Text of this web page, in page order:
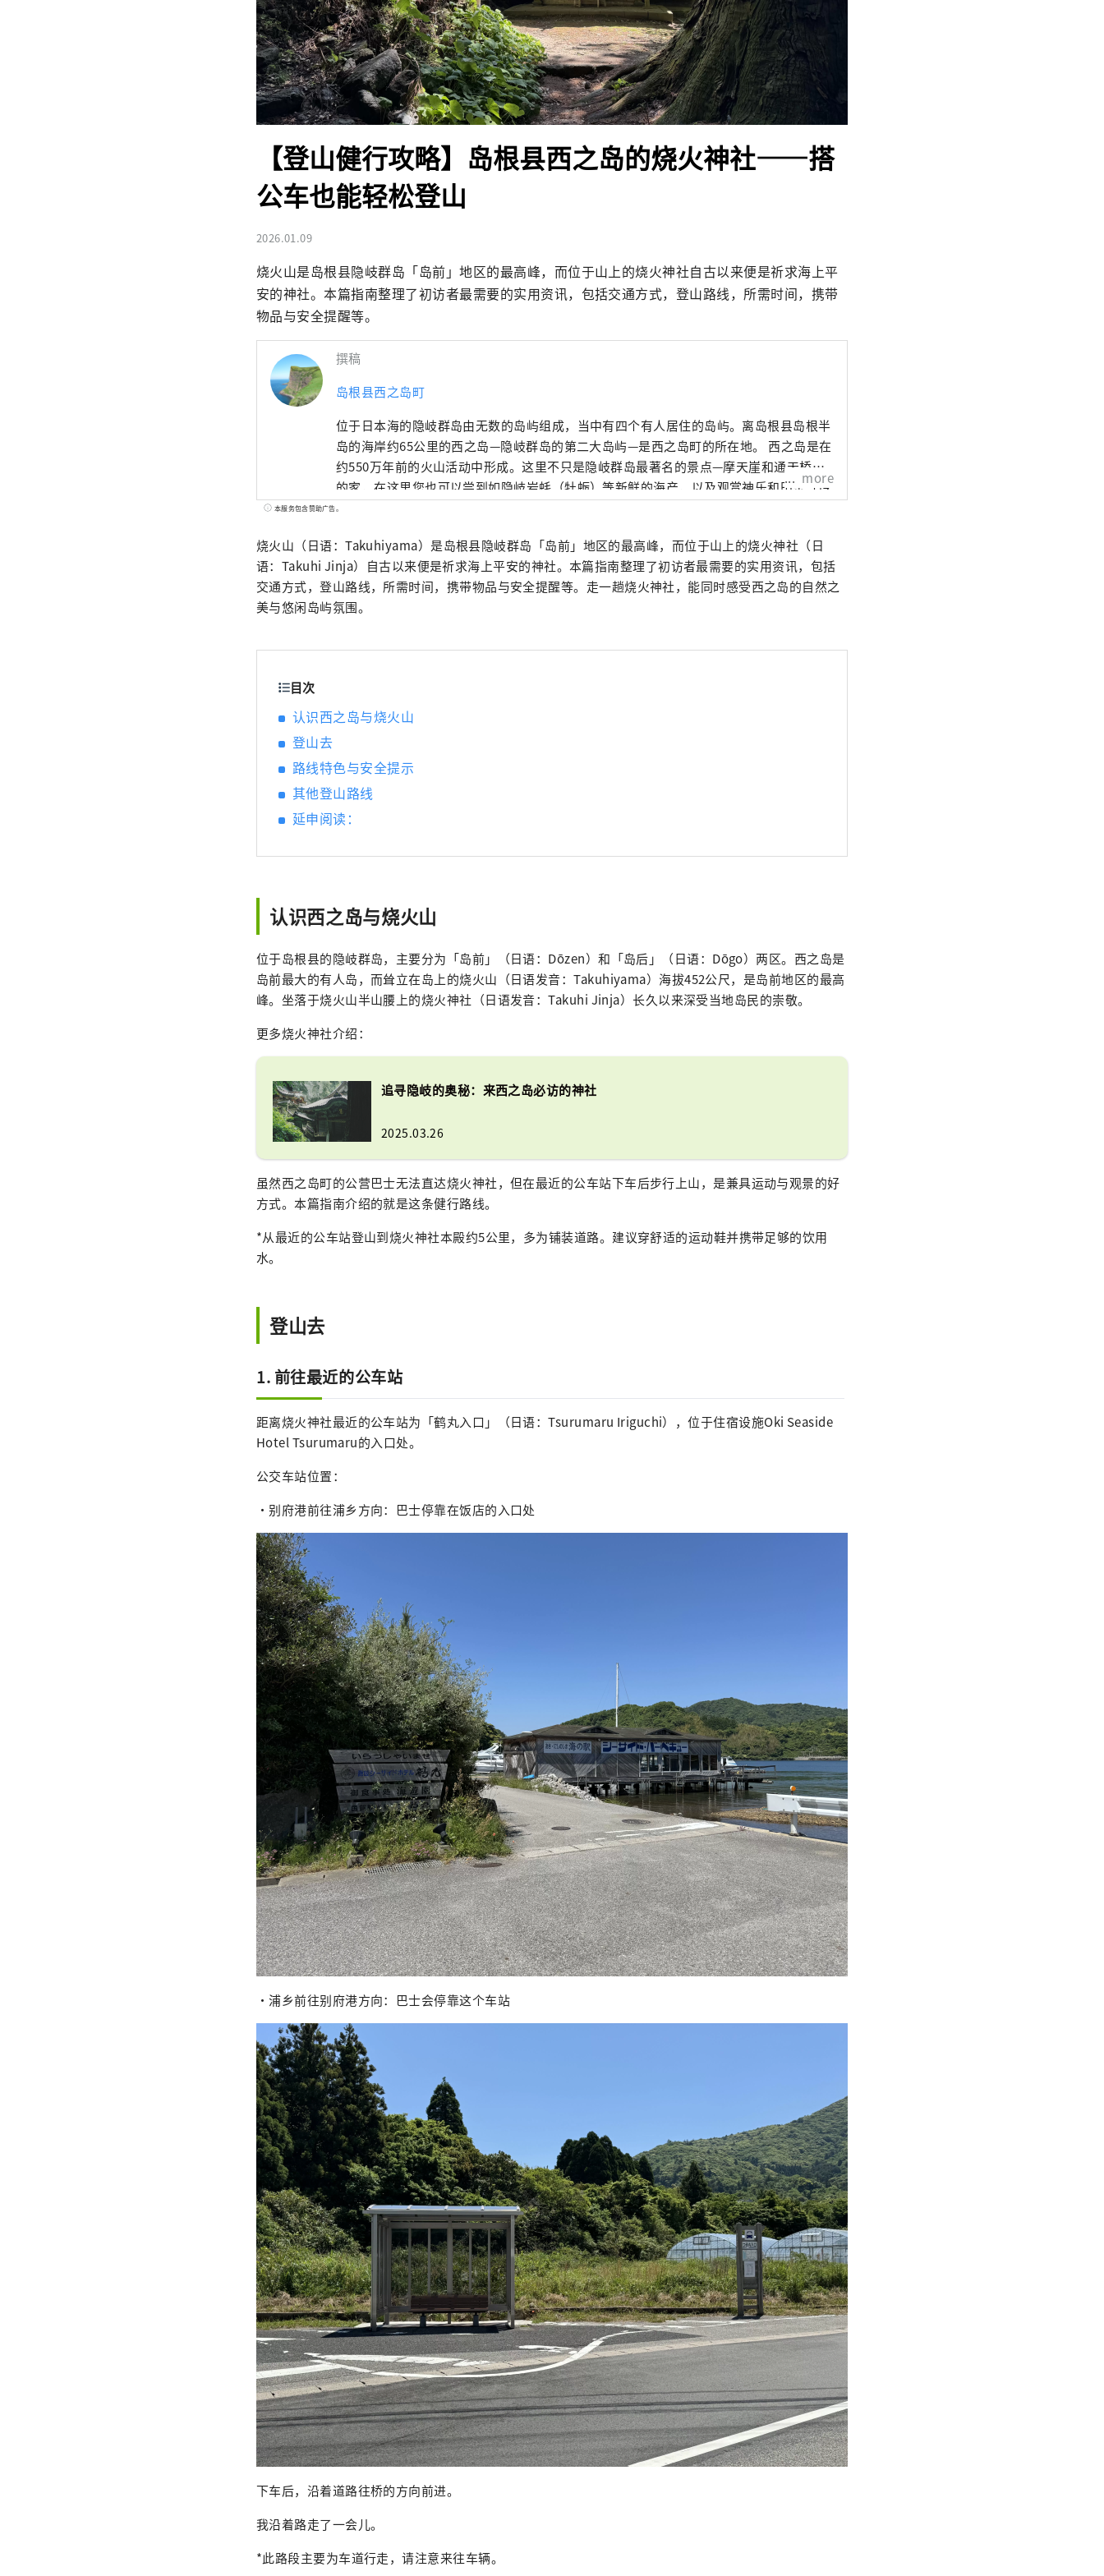
【登山健行攻略】岛根县西之岛的烧火神社——搭
公车也能轻松登山
2026.01.09
烧火山是岛根县隐岐群岛「岛前」地区的最高峰，而位于山上的烧火神社自古以来便是祈求海上平
安的神社。本篇指南整理了初访者最需要的实用资讯，包括交通方式，登山路线，所需时间，携带
物品与安全提醒等。
撰稿
岛根县西之岛町
位于日本海的隐岐群岛由无数的岛屿组成，当中有四个有人居住的岛屿。离岛根县岛根半
岛的海岸约65公里的西之岛—隐岐群岛的第二大岛屿—是西之岛町的所在地。 西之岛是在
约550万年前的火山活动中形成。这里不只是隐岐群岛最著名的景点—摩天崖和通天桥—
的家，在这里您也可以尝到如隐岐岩蚝（牡蛎）等新鲜的海产，以及观赏神乐和田乐等传
统文化。自然、文化、美食和亲切的岛民；西之岛是一座充满魅力的岛屿。
more
本服务包含赞助广告。
烧火山（日语：Takuhiyama）是岛根县隐岐群岛「岛前」地区的最高峰，而位于山上的烧火神社（日
语：Takuhi Jinja）自古以来便是祈求海上平安的神社。本篇指南整理了初访者最需要的实用资讯，包括
交通方式，登山路线，所需时间，携带物品与安全提醒等。走一趟烧火神社，能同时感受西之岛的自然之
美与悠闲岛屿氛围。
目次
认识西之岛与烧火山
登山去
路线特色与安全提示
其他登山路线
延申阅读：
认识西之岛与烧火山
位于岛根县的隐岐群岛，主要分为「岛前」（日语：Dōzen）和「岛后」（日语：Dōgo）两区。西之岛是
岛前最大的有人岛，而耸立在岛上的烧火山（日语发音：Takuhiyama）海拔452公尺，是岛前地区的最高
峰。坐落于烧火山半山腰上的烧火神社（日语发音：Takuhi Jinja）长久以来深受当地岛民的崇敬。
更多烧火神社介绍：
追寻隐岐的奥秘：来西之岛必访的神社
2025.03.26
虽然西之岛町的公营巴士无法直达烧火神社，但在最近的公车站下车后步行上山，是兼具运动与观景的好
方式。本篇指南介绍的就是这条健行路线。
*从最近的公车站登山到烧火神社本殿约5公里，多为铺装道路。建议穿舒适的运动鞋并携带足够的饮用
水。
登山去
1. 前往最近的公车站
距离烧火神社最近的公车站为「鹤丸入口」（日语：Tsurumaru Iriguchi），位于住宿设施Oki Seaside
Hotel Tsurumaru的入口处。
公交车站位置：
・别府港前往浦乡方向：巴士停靠在饭店的入口处
・浦乡前往别府港方向：巴士会停靠这个车站
下车后，沿着道路往桥的方向前进。
我沿着路走了一会儿。
*此路段主要为车道行走，请注意来往车辆。